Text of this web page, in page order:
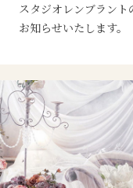
スタジオレンブラント
お知らせいたします。